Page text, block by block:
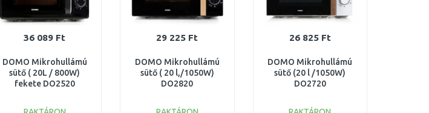
36 089 Ft
DOMO Mikrohullámú
sütő ( 20L / 800W)
fekete DO2520
29 225 Ft
DOMO Mikrohullámú
sütő ( 20 l,/1050W)
DO2820
26 825 Ft
DOMO Mikrohullámú
sütő (20 l /1050W)
DO2720